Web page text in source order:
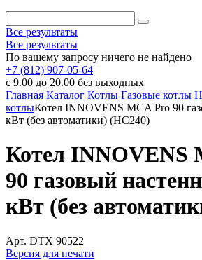
Все результаты
Все результаты
По вашему запросу ничего не найдено
+7 (812) 907-05-64
с 9.00 до 20.00 без выходных
Главная Каталог Котлы Газовые котлы
котлыКотел INNOVENS MCA Pro 90
кВт (без автоматики) (HC240)
Котел INNOVENS
90 газовый
кВт (без
Арт. DTX 90522
Версия для печати